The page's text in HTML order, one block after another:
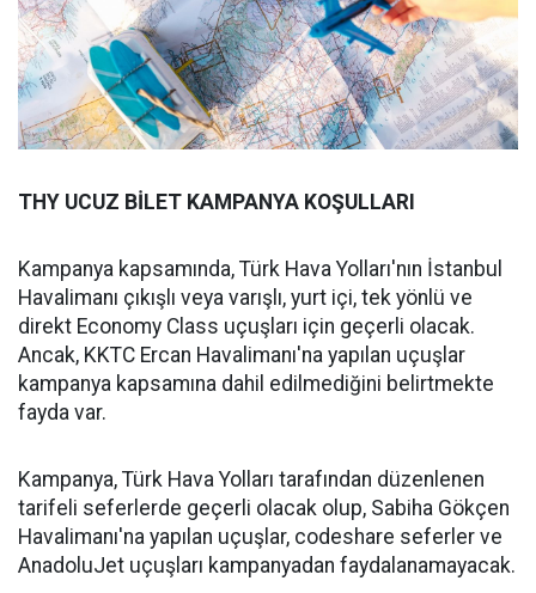
THY UCUZ BİLET KAMPANYA KOŞULLARI
Kampanya kapsamında, Türk Hava Yolları'nın İstanbul
Havalimanı çıkışlı veya varışlı, yurt içi, tek yönlü ve
direkt Economy Class uçuşları için geçerli olacak.
Ancak, KKTC Ercan Havalimanı'na yapılan uçuşlar
kampanya kapsamına dahil edilmediğini belirtmekte
fayda var.
Kampanya, Türk Hava Yolları tarafından düzenlenen
tarifeli seferlerde geçerli olacak olup, Sabiha Gökçen
Havalimanı'na yapılan uçuşlar, codeshare seferler ve
AnadoluJet uçuşları kampanyadan faydalanamayacak.